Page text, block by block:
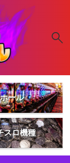
ホール
スロ機種